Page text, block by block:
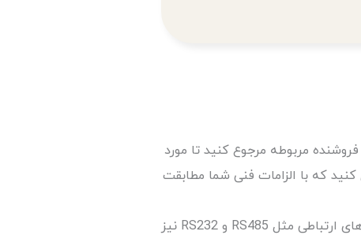
مربوطه مرجوع کنید تا مورد
که با الزامات فنی شما مطابقت
در حالت کلی، نمایشگر های فشار سری Z دارای 2 رله و یک سیگنال آنالوگ در خروجی هستند و به صورت سفارشی میتونن به پروتکل های ارتباطی مثل RS485 و RS232 نیز